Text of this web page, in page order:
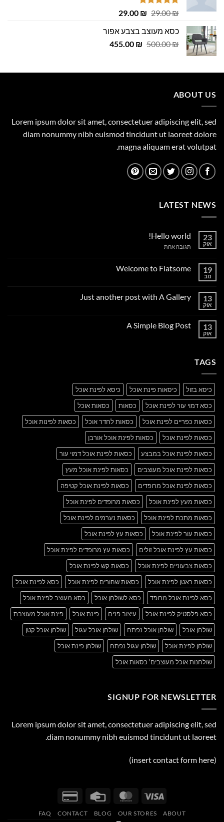
דורג4.75
29.00₪
המחיר
היה:
29.00 ₪.
29.00 ₪
המחיר
הוא:
29.00 ₪.
כסא מעוצב בצבע אפור
500.00₪
המחיר
500.00 ₪.
455.00 ₪
המחיר
455.00 ₪.
ABOUT US
Lorem ipsum dolor sit amet, consectetuer adipiscing elit, sed
diam nonummy nibh euismod tincidunt ut laoreet dolore
magna aliquam erat volutpat.
LATEST NEWS
23
אוק
Hello world!
תגובה אחתעל
19
נוב
Welcome to Flatsome
Welcome
13
אוק
Just another post with A Gallery
Just
13
אוק
A Simple Blog Post
TAGS
כיסא בזול כיסאות פינת אוכל
כיסא לפינת אוכל
כסא דמוי עור לפינת אוכל
כסאות
כסאות אוכל
כסאות כפריים לפינת אוכל
כסאות לחדר אוכל
כסאות לפינות אוכל
כסאות לפינת אוכל
כסאות לפינת אוכל אורבן
כסאות לפינת אוכל במבצע
כסאות לפינת אוכל דמוי עור
כסאות לפינת אוכל מעוצבים
כסאות לפינת אוכל מעץ
כסאות לפינת אוכל מרופדים
כסאות לפינת אוכל קטיפה
כסאות מעץ לפינת אוכל
כסאות מרופדים לפינת אוכל
כסאות מתכת לפינת אוכל
כסאות נערמים לפינת אוכל
כסאות עור לפינת אוכל
כסאות עץ לפינת אוכל
כסאות עץ לפינת אוכל זולים
כסאות עץ מרופדים לפינת אוכל
כסאות צבעוניים לפינת אוכל
כסאות קש לפינת אוכל
כסאות ראטן לפינת אוכל
כסאות שחורים לפינת אוכל
כסא לפינת אוכל
כסא לפינת אוכל מרופד
כסא לשולחן אוכל
כסא מעוצב לפינת אוכל
כסא פלסטיק לפינת אוכל
עיצוב פנים פינת אוכל
פינת אוכל מעוצבת
שולחן אוכל
שולחן אוכל נפתח שולחן אוכל עגול
שולחן אוכל קטן
שולחן לפינת אוכל
שולחן עגול נפתח
שולחן פינת אוכל
שולחנות אוכל מעוצבים' כסאות אוכל
SIGNUP FOR NEWSLETTER
Lorem ipsum dolor sit amet, consectetuer adipiscing elit, sed
diam nonummy nibh euismod tincidunt ut laoreet.
(insert contact form here)
Visa
MasterCard
Credit
2
ABOUT
OUR STORES
BLOG
CONTACT
FAQ